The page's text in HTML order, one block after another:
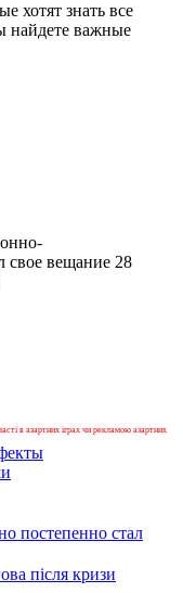
хотят знать все
найдете важные
свое вещание 28
в азартних іграх чи рекламою азартних
постепенно стал
після кризи